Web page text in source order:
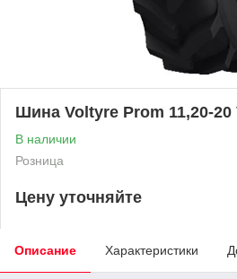
Шина Voltyre Prom 11,20-20
В наличии
Розница
Цену уточняйте
Описание Характеристики